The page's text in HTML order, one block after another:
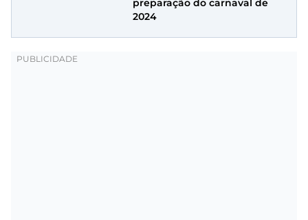
preparação do carnaval de
2024